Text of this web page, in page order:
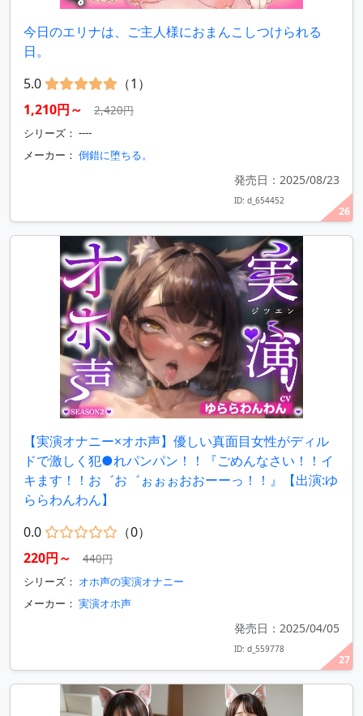
26
今日のエリナは、ご主人様におまんこしつけられる
日。
5.0
（1）
1,210円～
2,420円
シリーズ： ----
メーカー： 倒錯に堕ちる。
発売日：2025/08/23
ID: d_654452
27
【実演オナニー×オホ声】優しい真面目女性がディル
ドで激しく犯●れパンパン！！『ごめんなさい！！イ
キます！！お゛お゛ぉぉぉおおーーっ！！』【出演:ゆ
ららわんわん】
0.0
（0）
220円～
440円
シリーズ： オホ声の実演オナニー
メーカー： 実演オホ声
発売日：2025/04/05
ID: d_559778